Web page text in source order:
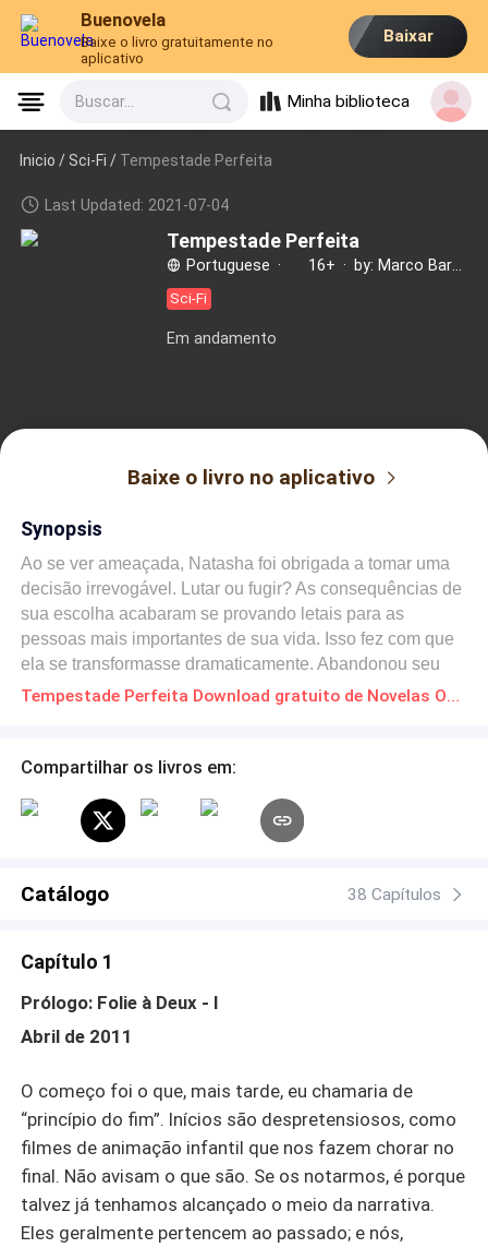
Buenovela
Baixe o livro gratuitamente no
aplicativo
Baixar
Buscar... Minha biblioteca
Inicio / Sci-Fi / Tempestade Perfeita
Last Updated: 2021-07-04
Tempestade Perfeita
Portuguese · 16+ ·
Sci-Fi
Em andamento
Baixe o livro no aplicativo
Synopsis
Ao se ver ameaçada, Natasha foi obrigada a tomar uma
decisão irrevogável. Lutar ou fugir? As consequências de
sua escolha acabaram se provando letais para as
pessoas mais importantes de sua vida. Isso fez com que
ela se transformasse dramaticamente. Abandonou seu
hábito de escrever; afastou-se de sua família; renunciou
feito a escolha certa? Cinco anos se passam com o peso
tona, as emoções sufocadas pelo tempo irrompem. Uma
reviravolta implausível coloca Natasha numa inesperada
pertence. Não demora muito para que perceba estar
decisão certa em vez de a errada. Tudo está
explicação, Natasha descobre que a versão alternativa
de si própria guarda segredos obscuros. Por conta deles,
realidade paralela. Agora ela precisa desvendar os
mistérios que tiveram início na fatídica noite em que
tomou sua decisão mais difícil... antes que seja tarde.
Tempestade Perfeita Download gratuito de Novelas Online em PDF
Compartilhar os livros em:
Catálogo 38 Capítulos
Capítulo 1
Prólogo: Folie à Deux - I
Abril de 2011
O começo foi o que, mais tarde, eu chamaria de
“princípio do fim”. Inícios são despretensiosos, como
filmes de animação infantil que nos fazem chorar no
final. Não avisam o que são. Se os notarmos, é porque
talvez já tenhamos alcançado o meio da narrativa.
Eles geralmente pertencem ao passado; e nós,